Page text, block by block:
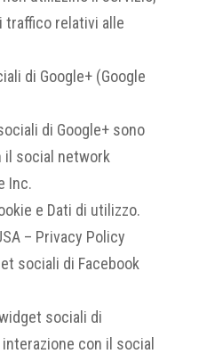
traffico relativi alle
di Google+ (Google
di Google+ sono
il social network
Inc.
e Dati di utilizzo.
– Privacy Policy
sociali di Facebook
sociali di
con il social